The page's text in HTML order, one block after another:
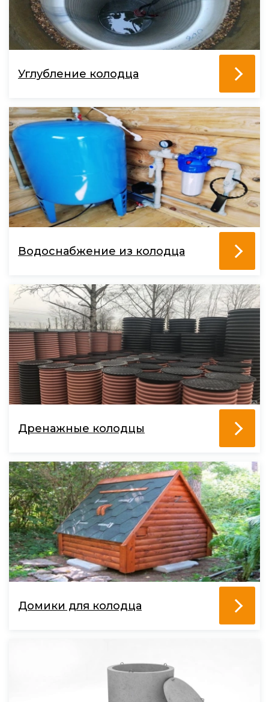
Углубление колодца
Водоснабжение из колодца
Дренажные колодцы
Домики для колодца